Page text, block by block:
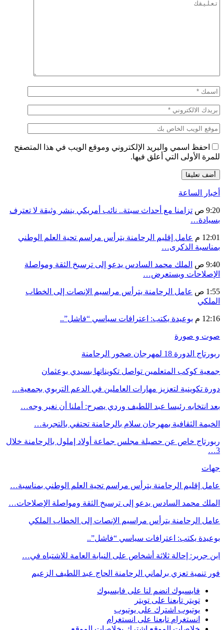
احفظ اسمي والبريد الإلكتروني وموقع الويب في هذا المتصفح
للمرة الأولى التي أعلق فيها.
أخبار الساعة
9:20 ص
تزامنا مع أحداث سبتة.. نائب أمريكي ينشر وثيقة لا تعترف
بسيادة…
12:01 م
عامل إقليم الرحامنة يترأس مراسم تحية العلم الوطني
بمناسبة الذكرى…
9:40 ص
الملك محمد السادس يدعو إلى ترسيخ الثقة ومواصلة
الإصلاحات ويستعرض…
1:55 ص
عامل الرحامنة يترأس مراسيم الإنصات إلى الخطاب
الملكي
12:16 م بوعيدة يكتب: اعترافات سياسي “فاشل”..
صوت و صورة
ربورتاج الدورة 18 لمهرجان صخور الرحامنة
جمعية كوكب المتعلمين تواصل تكويناتها بسيدي بوعثمان
دورة تكوينية لتعزيز مهارات العاملين في الدعم التربوي بجمعية…
بعد انتخابه رئيسا عبد اللطيف وردي يصرح: أملنا أن نغير وجه…
الخيمة الثقافية بمهرجان سلام بالرحامنة تحتفي بالتجربة…
ربورتاج خاص عن حصيلة مجلس جماعة أولاد إملول بالرحامنة خلال
3…
جهات
عامل إقليم الرحامنة يترأس مراسم تحية العلم الوطني بمناسبة…
الملك محمد السادس يدعو إلى ترسيخ الثقة ومواصلة الإصلاحات…
عامل الرحامنة يترأس مراسيم الإنصات إلى الخطاب الملكي
بوعيدة يكتب: اعترافات سياسي “فاشل”..
ابن جرير: إحالة ثلاثة أشخاص على النيابة العامة للاشتباه في…
فور تنمية تعزي برلماني الرحامنة الحاج عبد اللطيف الزعيم
فايسبوك انضم لنا على فايسبوك
تويتر تابعنا على تويتر
يوتيوب اشترك على يوتيوب
انستغرام تابعنا على انستغرام